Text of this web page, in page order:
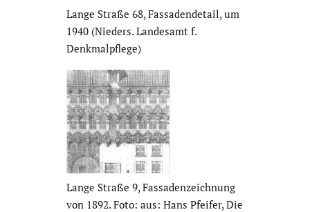
Lange Straße 68, Fassa­den­de­tail, um
1940 (Nieders. Landesamt f.
Denkmal­pflege)
Lange Straße 9, Fassa­den­zeich­nung
von 1892. Foto: aus: Hans Pfeifer, Die